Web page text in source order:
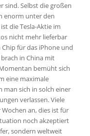
sind. Selbst die großen
enorm unter den
die Tesla-Aktie im
nicht mehr lieferbar
für das iPhone und
in China mit
bemüht sich
eine maximale
man sich in solch einer
verlassen. Viele
an, dies ist für
noch akzeptiert
sondern weltweit